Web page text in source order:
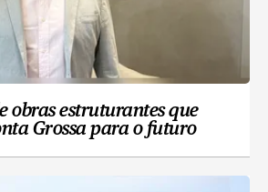
obras estruturantes que
Grossa para o futuro